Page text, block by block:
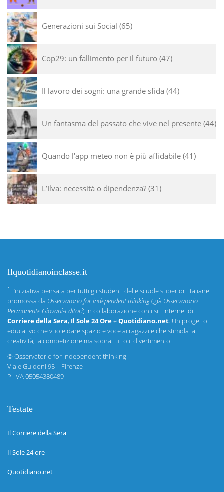
Generazioni sui Social 65
Cop29: un fallimento per il futuro 47
Il lavoro dei sogni: una grande sfida 44
Un fantasma del passato che vive nel presente 44
Quando l'app meteo non è più affidabile 41
L’Ilva: necessità o dipendenza? 31
Ilquotidianoinclasse.it
È l’iniziativa pensata per tutti gli studenti delle scuole superiori italiane
promossa da Osservatorio for independent thinking(già Osservatorio
Permanente Giovani-Editori) in collaborazione con i siti internet di
Corriere della Sera, Il Sole 24 OreeQuotidiano.net. Un progetto
educativo che vuole dare spazio e voce ai ragazzi e che stimola la
creatività, la competizione ma soprattutto il divertimento.
©Osservatorio for independent thinking
Viale Guidoni 95 – Firenze
P. IVA 05054380489
Testate
Il Corriere della Sera
Il Sole 24 ore
Quotidiano.net